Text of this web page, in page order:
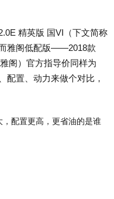
精英版 国VI（下文简称
雅阁低配版——2018款
阁）官方指导价同样为
配置、动力来做个对比，